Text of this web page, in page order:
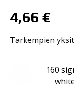
4,66 €
Tarkempien
160
white